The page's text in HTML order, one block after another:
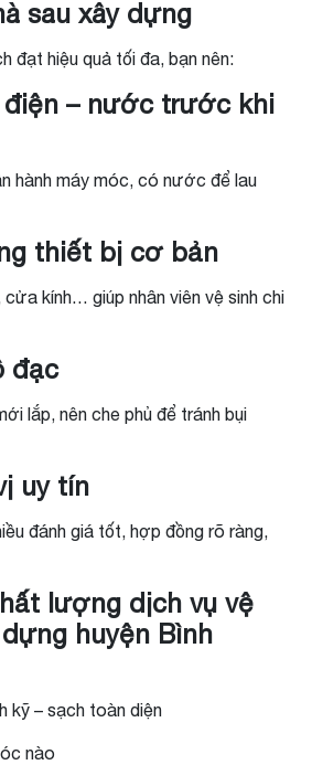
sau xây dựng
đạt hiệu quả tối đa, bạn nên:
điện – nước trước khi
hành máy móc, có nước để lau
thiết bị cơ bản
kính… giúp nhân viên vệ sinh chi
đạc
lắp, nên che phủ để tránh bụi
uy tín
đánh giá tốt, hợp đồng rõ ràng,
lượng dịch vụ vệ
huyện Bình
kỹ – sạch toàn diện
nào